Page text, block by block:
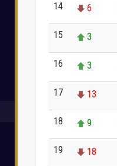
14 6
15 3
16 3
17 13
18 9
19 18